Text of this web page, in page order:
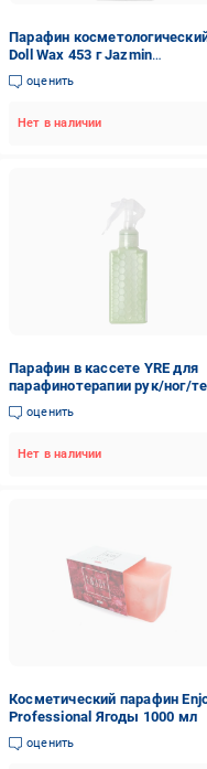
Парафин
Doll Wax 453 г Jazmin
парафинотерапия
оценить
Нет в наличии
Парафин в кассете YRE для
парафинотерапии рук/ног/
ароматом яблока спрей 80 г
Зеленый (45879)
оценить
Нет в наличии
Косметический парафин
Professional Ягоды 1000 мл
оценить